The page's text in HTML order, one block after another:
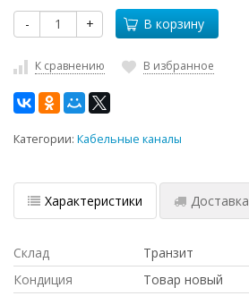
- + В корзину
К сравнению В избранное
Категории: Кабельные каналы
Характеристики Доставка
Склад
Транзит
Кондиция
Товар новый